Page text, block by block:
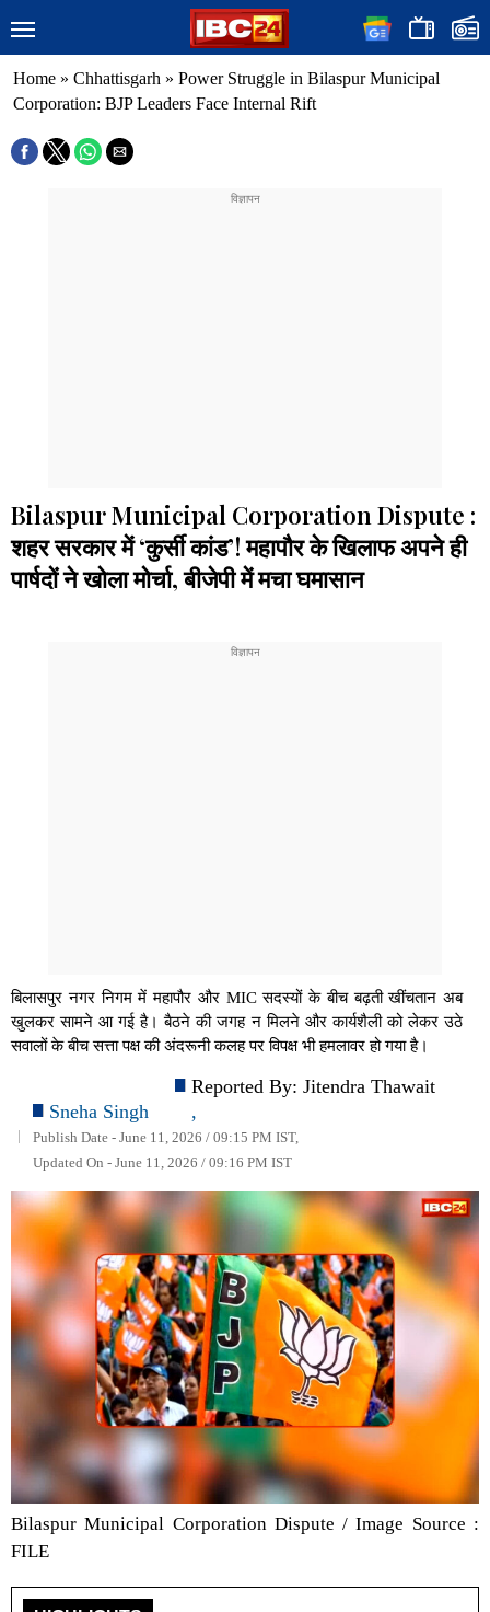
Home » Chhattisgarh » Power Struggle in Bilaspur Municipal
Corporation: BJP Leaders Face Internal Rift
Bilaspur Municipal Corporation Dispute :
शहर सरकार में ‘कुर्सी कांड’! महापौर के खिलाफ अपने ही
पार्षदों ने खोला मोर्चा, बीजेपी में मचा घमासान
बिलासपुर नगर निगम में महापौर और MIC सदस्यों के बीच बढ़ती खींचतान अब
खुलकर सामने आ गई है। बैठने की जगह न मिलने और कार्यशैली को लेकर उठे
सवालों के बीच सत्ता पक्ष की अंदरूनी कलह पर विपक्ष भी हमलावर हो गया है।
Sneha Singh
Reported By: Jitendra Thawait
,
Publish Date - June 11, 2026 / 09:15 PM IST,
Updated On - June 11, 2026 / 09:16 PM IST
Bilaspur Municipal Corporation Dispute / Image Source :
FILE